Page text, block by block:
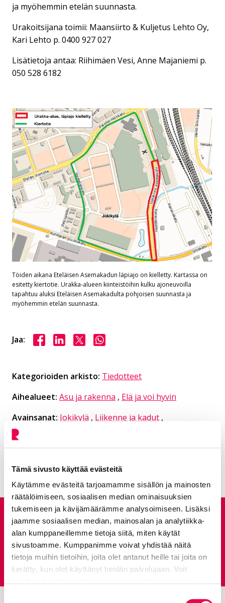
Tämä sivusto käyttää evästeitä
Käytämme evästeitä tarjoamamme sisällön ja mainosten
räätälöimiseen, sosiaalisen median ominaisuuksien
tukemiseen ja kävijämäärämme analysoimiseen. Lisäksi
jaamme sosiaalisen median, mainosalan ja analytiikka-
alan kumppaneillemme tietoja siitä, miten käytät
sivustoamme. Kumppanimme voivat yhdistää näitä
tietoja muihin tietoihin, joita olet antanut heille tai joita on
kerätty, kun olet käyttänyt heidän palvelujaan. Voit
ja myöhemmin etelän suunnasta.
Urakoitsijana toimii: Maansiirto & Kuljetus Lehto Oy,
Kari Lehto p. 0400 927 027
Lisätietoja antaa: Riihimäen Vesi, Anne Majaniemi p.
050 528 6182
Töiden aikana Eteläisen Asemakadun läpiajo on kielletty. Kartassa on
esitetty kiertotie. Urakka-alueen kiinteistöihin kulku ajoneuvoilla
tapahtuu aluksi Eteläisen Asemakadulta pohjoisen suunnasta ja
myöhemmin etelän suunnasta.
Jaa: Jaa Facebookissa
Jaa LinkedInissä
Jaa X:ssäJaa WhasAppissa
Kategorioiden arkisto: Tiedotteet
Aihealueet: Asu ja rakenna , Elä ja voi hyvin
Avainsanat: Jokikylä , Liikenne ja kadut ,
Rakentaminen
Kaikki artikkelit:Ajankohtaista
Anna palautetta
Palautepalvelu
Siirtyy ulkoiselle